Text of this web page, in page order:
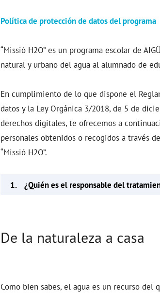
Política de protección de datos del programa
“Missió H2O” es un programa escolar de
natural y urbano del agua al alumnado de
En cumplimiento de lo que dispone el
datos y la Ley Orgánica 3/2018, de 5 de
derechos digitales, te ofrecemos a
personales obtenidos o recogidos a través
“Missió H2O”.
1. ¿Quién es el responsable del
De la naturaleza a casa
Como bien sabes, el agua es un recurso